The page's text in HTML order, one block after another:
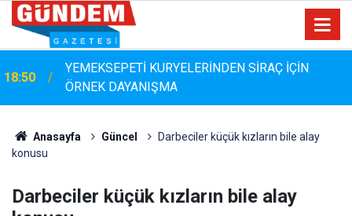
18:17
MHP Muğla İl Başkanı Emrah Oltulu Köyceğiz’de:
“Köyceğiz Mazeret Değil, Hizmet Bekliyor”
Anasayfa Güncel
Darbeciler küçük kızların bile alay
konusu
Darbeciler küçük kızların bile alay